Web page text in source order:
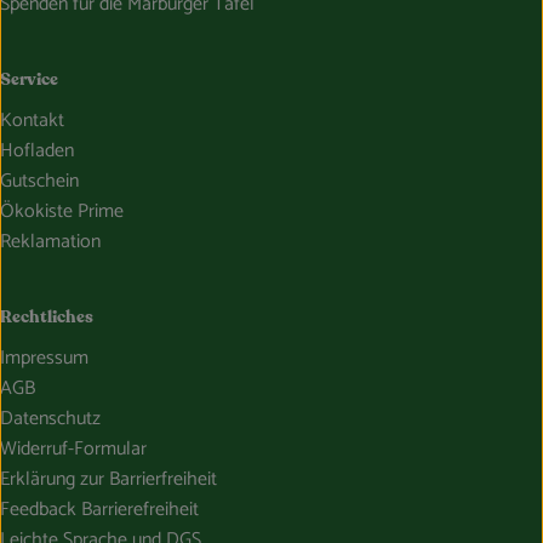
Service
Kontakt
Hofladen
Gutschein
Ökokiste Prime
Reklamation
Rechtliches
Impressum
AGB
Datenschutz
Widerruf-Formular
Erklärung zur Barrierfreiheit
Feedback Barrierefreiheit